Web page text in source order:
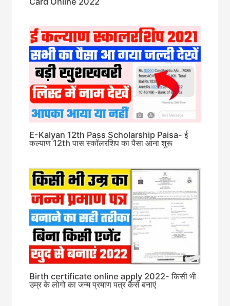
E-Kalyan 12th Pass Scholarship Paisa- ई
कल्याण 12th पास स्कॉलरशिप का पैसा आना शुरू
Birth certificate online apply 2022- किसी भी
उम्र के लोगो का जन्म प्रमाण पत्र कैसे बनाएं